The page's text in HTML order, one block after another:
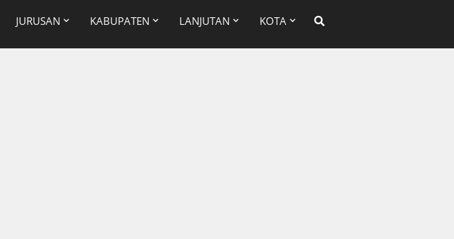
JURUSAN KABUPATEN LANJUTAN KOTA